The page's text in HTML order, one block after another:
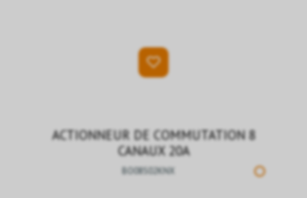
ACTIONNEUR DE COMMUTATION 8
CANAUX 20A
BO08S02KNX